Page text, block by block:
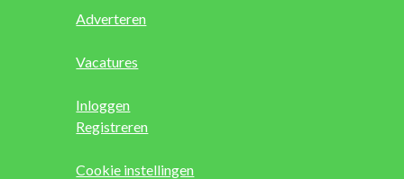
Adverteren
Vacatures
Inloggen
Registreren
Cookie instellingen